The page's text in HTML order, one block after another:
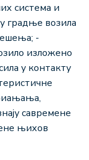
система и
градње возила
-
изложено
у контакту
савремене
њихов